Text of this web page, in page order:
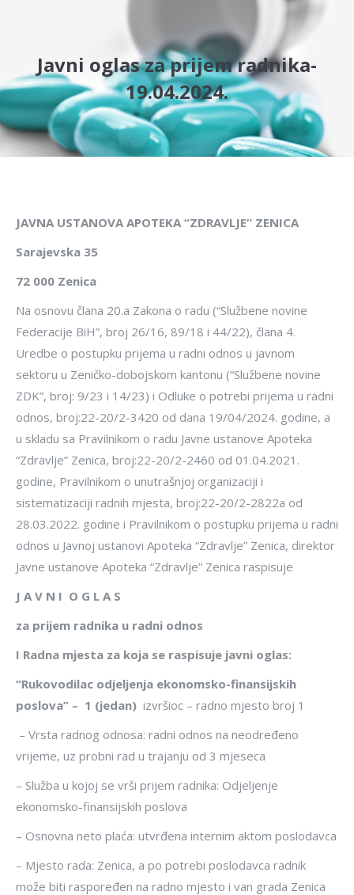
Javni oglas za prijem radnika-
19.04.2024.
JAVNA USTANOVA APOTEKA “ZDRAVLJE” ZENICA
Sarajevska 35
72 000 Zenica
Na osnovu člana 20.a Zakona o radu (“Službene novine
Federacije BiH”, broj 26/16, 89/18 i 44/22), člana 4.
Uredbe o postupku prijema u radni odnos u javnom
sektoru u Zeničko-dobojskom kantonu (“Službene novine
ZDK”, broj: 9/23 i 14/23) i Odluke o potrebi prijema u radni
odnos, broj:22-20/2-3420 od dana 19/04/2024. godine, a
u skladu sa Pravilnikom o radu Javne ustanove Apoteka
“Zdravlje” Zenica, broj:22-20/2-2460 od 01.04.2021.
godine, Pravilnikom o unutrašnjoj organizaciji i
sistematizaciji radnih mjesta, broj:22-20/2-2822a od
28.03.2022. godine i Pravilnikom o postupku prijema u radni
odnos u Javnoj ustanovi Apoteka “Zdravlje” Zenica, direktor
Javne ustanove Apoteka “Zdravlje” Zenica raspisuje
J A V N I O G L A S
za prijem radnika u radni odnos
I Radna mjesta za koja se raspisuje javni oglas:
“Rukovodilac odjeljenja ekonomsko-finansijskih
poslova” – 1 (jedan) izvršioc – radno mjesto broj 1
– Vrsta radnog odnosa: radni odnos na neodređeno
vrijeme, uz probni rad u trajanju od 3 mjeseca
– Služba u kojoj se vrši prijem radnika: Odjeljenje
ekonomsko-finansijskih poslova
– Osnovna neto plaća: utvrđena internim aktom poslodavca
– Mjesto rada: Zenica, a po potrebi poslodavca radnik
može biti raspoređen na radno mjesto i van grada Zenica